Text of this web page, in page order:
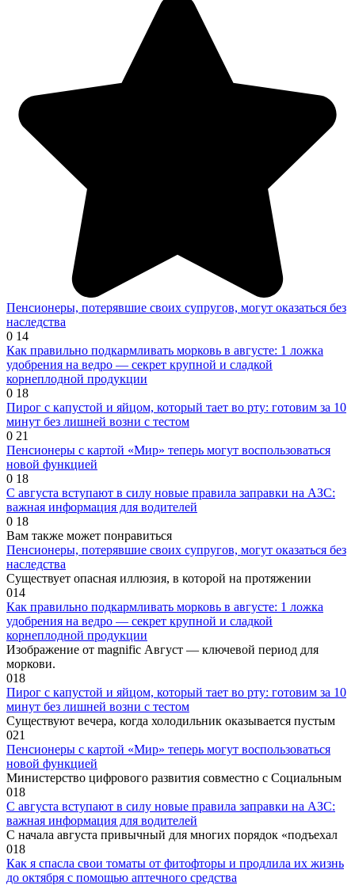
Пенсионеры, потерявшие своих супругов, могут оказаться без
наследства
0 14
Как правильно подкармливать морковь в августе: 1 ложка
удобрения на ведро — секрет крупной и сладкой
корнеплодной продукции
0 18
Пирог с капустой и яйцом, который тает во рту: готовим за 10
минут без лишней возни с тестом
0 21
Пенсионеры с картой «Мир» теперь могут воспользоваться
новой функцией
0 18
С августа вступают в силу новые правила заправки на АЗС:
важная информация для водителей
0 18
Вам также может понравиться
Пенсионеры, потерявшие своих супругов, могут оказаться без
наследства
Существует опасная иллюзия, в которой на протяжении
014
Как правильно подкармливать морковь в августе: 1 ложка
удобрения на ведро — секрет крупной и сладкой
корнеплодной продукции
Изображение от magnific Август — ключевой период для
моркови.
018
Пирог с капустой и яйцом, который тает во рту: готовим за 10
минут без лишней возни с тестом
Существуют вечера, когда холодильник оказывается пустым
021
Пенсионеры с картой «Мир» теперь могут воспользоваться
новой функцией
Министерство цифрового развития совместно с Социальным
018
С августа вступают в силу новые правила заправки на АЗС:
важная информация для водителей
С начала августа привычный для многих порядок «подъехал
018
Как я спасла свои томаты от фитофторы и продлила их жизнь
до октября с помощью аптечного средства